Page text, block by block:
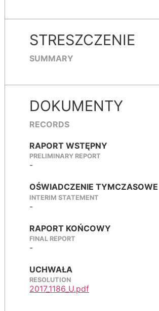
STRESZCZENIE
SUMMARY
DOKUMENTY
RECORDS
RAPORT WSTĘPNY
PRELIMINARY REPORT
-
OŚWIADCZENIE TYMCZASOWE
INTERIM STATEMENT
-
RAPORT KOŃCOWY
FINAL REPORT
-
UCHWAŁA
RESOLUTION
2017_1186_U.pdf